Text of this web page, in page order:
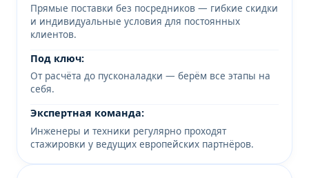
Прямые поставки без посредников — гибкие скидки
и индивидуальные условия для постоянных
клиентов.
Под ключ:
От расчёта до пусконаладки — берём все этапы на
себя.
Экспертная команда:
Инженеры и техники регулярно проходят
стажировки у ведущих европейских партнёров.